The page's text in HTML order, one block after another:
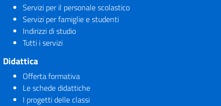
Servizi per il personale scolastico
Servizi per famiglie e studenti
Indirizzi di studio
Tutti i servizi
Didattica
Offerta formativa
Le schede didattiche
I progetti delle classi